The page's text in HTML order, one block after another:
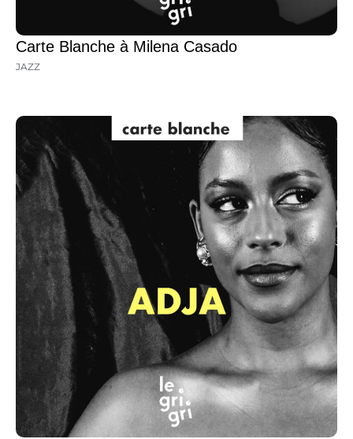
Carte Blanche à Milena Casado
JAZZ